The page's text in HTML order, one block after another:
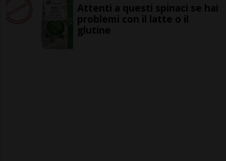
Attenti a questi spinaci se hai
problemi con il latte o il
glutine